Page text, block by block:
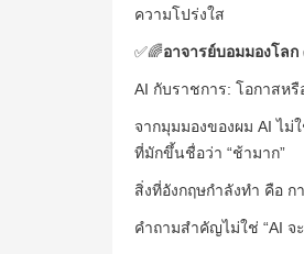
ความโปร่งใส
✅🌈อาจารย์บอมมองโลก
AI กับราชการ: โอกาสห
จากมุมมองของผม AI ไม่
ที่มักขึ้นชื่อว่า “ช้ามาก”
สิ่งที่อังกฤษกำลังทำ คือ ก
คำถามสำคัญไม่ใช่ “AI จ